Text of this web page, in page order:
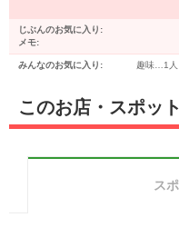
じぶんのお気に入り:
メモ:
みんなのお気に入り: 趣味… 1人
このお店・スポッ
ス